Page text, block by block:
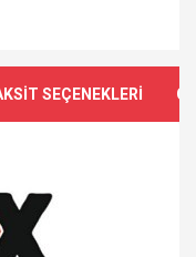
SEÇENEKLERİ